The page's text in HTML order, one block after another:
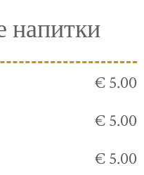
напитки
€ 5.00
€ 5.00
€ 5.00